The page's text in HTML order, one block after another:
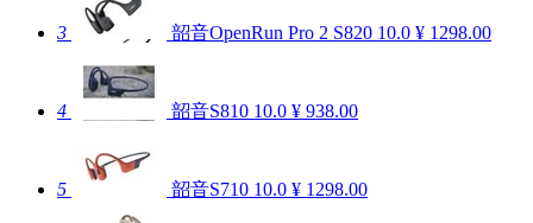
3 韶音OpenRun Pro 2 S820 10.0 ¥ 1298.00
4 韶音S810 10.0 ¥ 938.00
5 韶音S710 10.0 ¥ 1298.00